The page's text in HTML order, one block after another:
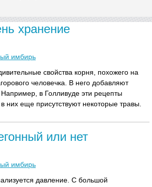
хранение
имбирь
свойства корня, похожего на
человечка. В него добавляют
в Голливуде эти рецепты
них еще присутствуют некоторые травы.
или нет
имбирь
давление. С большой